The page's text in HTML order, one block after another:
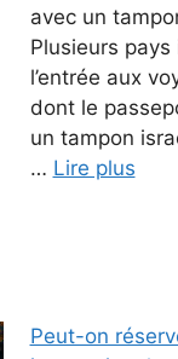
avec un
Plusieurs
l’entrée aux
dont le
un tampon
… Lire plus
Peut-on